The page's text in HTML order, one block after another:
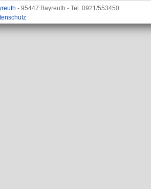
- 95447 Bayreuth - Tel. 0921/553450